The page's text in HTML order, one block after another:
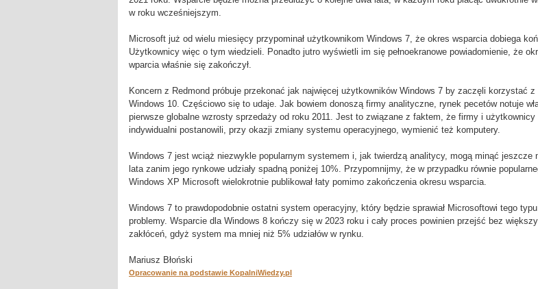
w roku wcześniejszym.
Microsoft już od wielu miesięcy przypominał użytkownikom Windows 7, że okres wsparcia dobiega
Użytkownicy więc o tym wiedzieli. Ponadto jutro wyświetli im się pełnoekranowe powiadomienie, że
wparcia właśnie się zakończył.
Koncern z Redmond próbuje przekonać jak najwięcej użytkowników Windows 7 by zaczęli korzystać z
Windows 10. Częściowo się to udaje. Jak bowiem donoszą firmy analityczne, rynek pecetów notuje
pierwsze globalne wzrosty sprzedaży od roku 2011. Jest to związane z faktem, że firmy i użytkownicy
indywidualni postanowili, przy okazji zmiany systemu operacyjnego, wymienić też komputery.
Windows 7 jest wciąż niezwykle popularnym systemem i, jak twierdzą analitycy, mogą minąć jeszcze
lata zanim jego rynkowe udziały spadną poniżej 10%. Przypomnijmy, że w przypadku równie
Windows XP Microsoft wielokrotnie publikował łaty pomimo zakończenia okresu wsparcia.
Windows 7 to prawdopodobnie ostatni system operacyjny, który będzie sprawiał Microsoftowi tego typu
problemy. Wsparcie dla Windows 8 kończy się w 2023 roku i cały proces powinien przejść bez
zakłóceń, gdyż system ma mniej niż 5% udziałów w rynku.
Mariusz Błoński
Opracowanie na podstawie KopalniWiedzy.pl